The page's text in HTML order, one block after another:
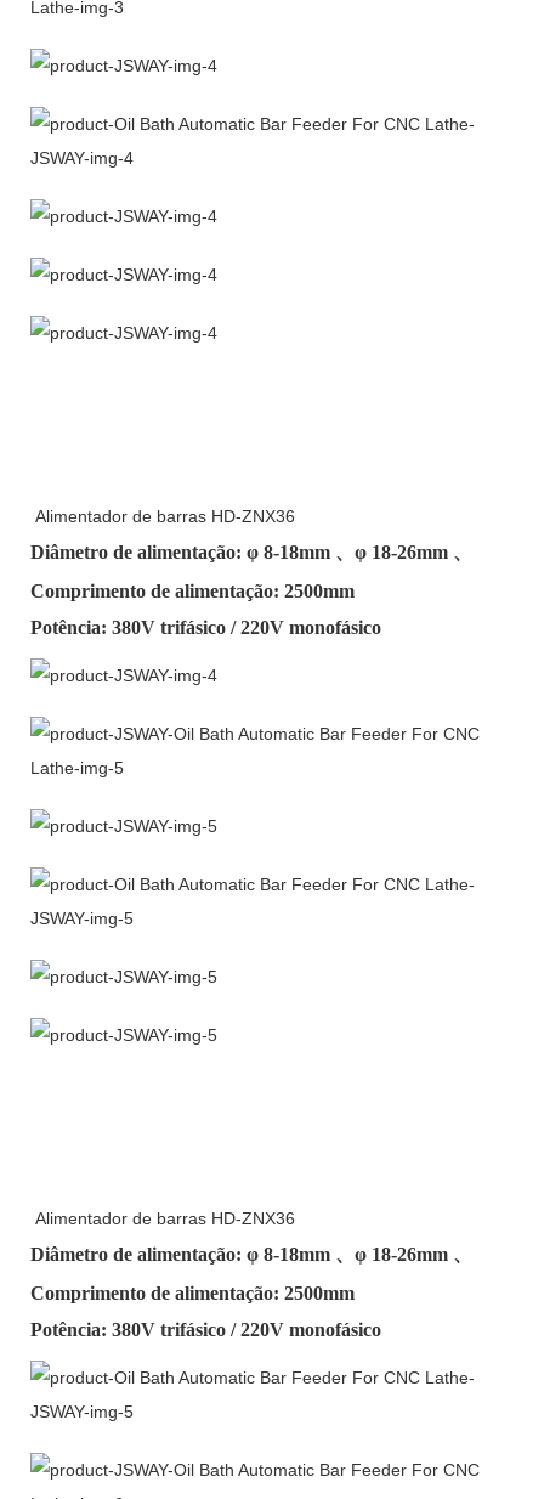
Alimentador de barras HD-ZNX36
Diâmetro de alimentação: φ 8-18mm 、φ 18-26mm 、
Comprimento de alimentação: 2500mm
Potência: 380V trifásico / 220V monofásico
Alimentador de barras HD-ZNX36
Diâmetro de alimentação: φ 8-18mm 、φ 18-26mm 、
Comprimento de alimentação: 2500mm
Potência: 380V trifásico / 220V monofásico